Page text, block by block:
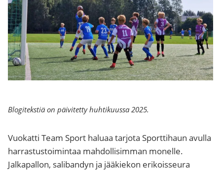
Blogitekstiä on päivitetty huhtikuussa 2025.
Vuokatti Team Sport haluaa tarjota Sporttihaun avulla
harrastustoimintaa mahdollisimman monelle.
Jalkapallon, salibandyn ja jääkiekon erikoisseura